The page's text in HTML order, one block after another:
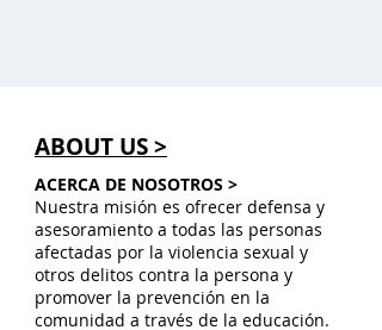
ABOUT US >
ACERCA DE NOSOTROS >
Nuestra misión es ofrecer defensa y
asesoramiento a todas las personas
afectadas por la violencia sexual y
otros delitos contra la persona y
promover la prevención en la
comunidad a través de la educación.